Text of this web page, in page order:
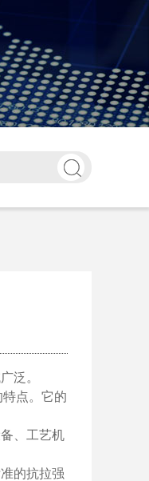
泛。
点。它的
、工艺机
的抗拉强